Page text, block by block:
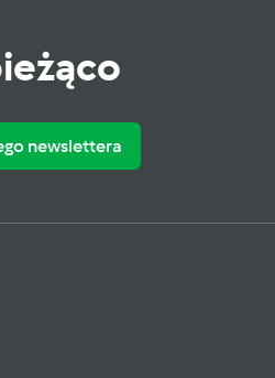
newslettera